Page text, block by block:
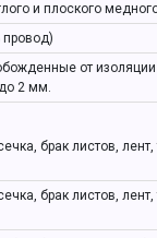
и плоского
от
2 мм.
брак листов,
брак листов,